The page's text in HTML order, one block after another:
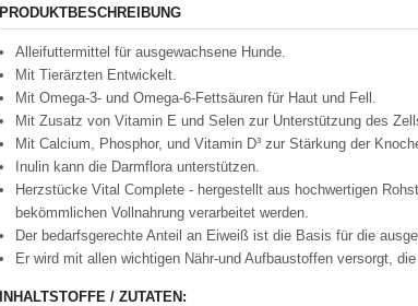
PRODUKTBESCHREIBUNG
Alleifuttermittel für ausgewachsene Hunde.
Mit Tierärzten Entwickelt.
Mit Omega-3- und Omega-6-Fettsäuren für Haut und Fell.
Mit Zusatz von Vitamin E und Selen zur Unterstützung des
Mit Calcium, Phosphor, und Vitamin D³ zur Stärkung der
Inulin kann die Darmflora unterstützen.
Herzstücke Vital Complete - hergestellt aus hochwertigen
bekömmlichen Vollnahrung verarbeitet werden.
Der bedarfsgerechte Anteil an Eiweiß ist die Basis für die
Er wird mit allen wichtigen Nähr-und Aufbaustoffen versorgt,
INHALTSTOFFE / ZUTATEN: